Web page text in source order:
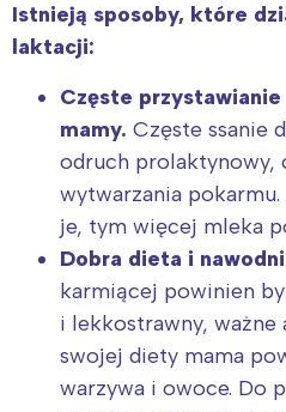
Istnieją sposoby, które
laktacji:
Częste
mamy. Częste ssanie
odruch prolaktynowy,
wytwarzania
je, tym więcej mleka
Dobra dieta i
karmiącej powinien
i lekkostrawny, ważne
swojej diety mama
warzywa i owoce. Do